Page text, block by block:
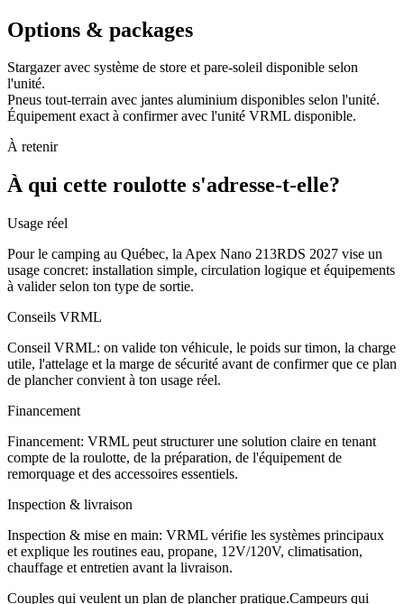
Options & packages
Stargazer avec système de store et pare-soleil disponible selon
l'unité.
Pneus tout-terrain avec jantes aluminium disponibles selon l'unité.
Équipement exact à confirmer avec l'unité VRML disponible.
À retenir
À qui cette roulotte s'adresse-t-elle?
Usage réel
Pour le camping au Québec, la Apex Nano 213RDS 2027 vise un
usage concret: installation simple, circulation logique et équipements
à valider selon ton type de sortie.
Conseils VRML
Conseil VRML: on valide ton véhicule, le poids sur timon, la charge
utile, l'attelage et la marge de sécurité avant de confirmer que ce plan
de plancher convient à ton usage réel.
Financement
Financement: VRML peut structurer une solution claire en tenant
compte de la roulotte, de la préparation, de l'équipement de
remorquage et des accessoires essentiels.
Inspection & livraison
Inspection & mise en main: VRML vérifie les systèmes principaux
et explique les routines eau, propane, 12V/120V, climatisation,
chauffage et entretien avant la livraison.
Couples qui veulent un plan de plancher pratique.Campeurs qui